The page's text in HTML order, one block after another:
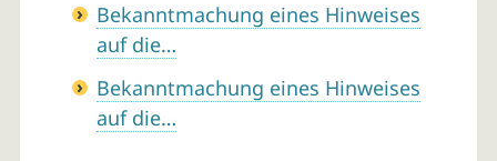
Bekanntmachung eines Hinweises
auf die…
Bekanntmachung eines Hinweises
auf die…